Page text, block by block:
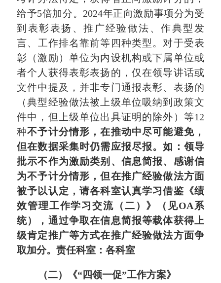
给予5倍加分。 2024年正向激励事项分为受
到表彰表扬、推广经验做法、作典型发
言、 工作排名靠前等四种类型。对于受表
彰（激励）单位为内设机构或下属单位或
者个人 获得表彰表扬的， 仅在领导讲话或
文件中提及，并非专门通报表彰、表扬的
（典型经验做法被上级单位吸纳到政策文
件中，但上级单位出具证明的除外）等12
种不予计分情形，在推动中尽可能避免，
但在数据采集时仍需应报尽报。如：领导
批示不作为激励类别、信息简报、感谢信
为不予计分情形，但在推广经验做法方面
被予以认定，请各科室认真学习借鉴《绩
效管理工作学习交流（二）》（见OA 系
统），通过争取在信息简报等载体获得上
级肯定推广等方式在推广经验做法方面争
取加分。责任科室：各科室
（二） 《“四领一促”工作方案》